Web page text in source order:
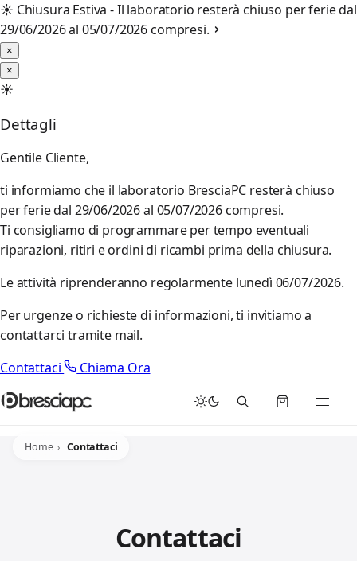
☀️ Chiusura Estiva - Il laboratorio resterà chiuso per ferie dal
29/06/2026 al 05/07/2026 compresi.
×
×
☀️
Dettagli
Gentile Cliente,
ti informiamo che il laboratorio BresciaPC resterà chiuso
per ferie dal 29/06/2026 al 05/07/2026 compresi.
Ti consigliamo di programmare per tempo eventuali
riparazioni, ritiri e ordini di ricambi prima della chiusura.
Le attività riprenderanno regolarmente lunedì 06/07/2026.
Per urgenze o richieste di informazioni, ti invitiamo a
contattarci tramite mail.
Contattaci
Chiama Ora
Home Contattaci
Contattaci